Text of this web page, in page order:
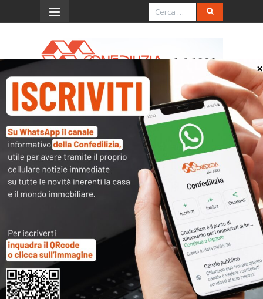
Menu
Confedilizia: le storie delle
vittime del blocco degli
sfratti
Il Parlamento confermi la scelta
di
(almeno) correggere la misura
Continuano ad arrivare ogni giorno – a
Confedilizia, ma anche a deputati e senatori –
le richieste di aiuto dai proprietari che
subiscono da un anno la requisizione di fatto
del loro immobile attraverso il blocco degli
sfratti. Una misura che – attraverso ripetute
proroghe – ha annullato i provvedimenti con i